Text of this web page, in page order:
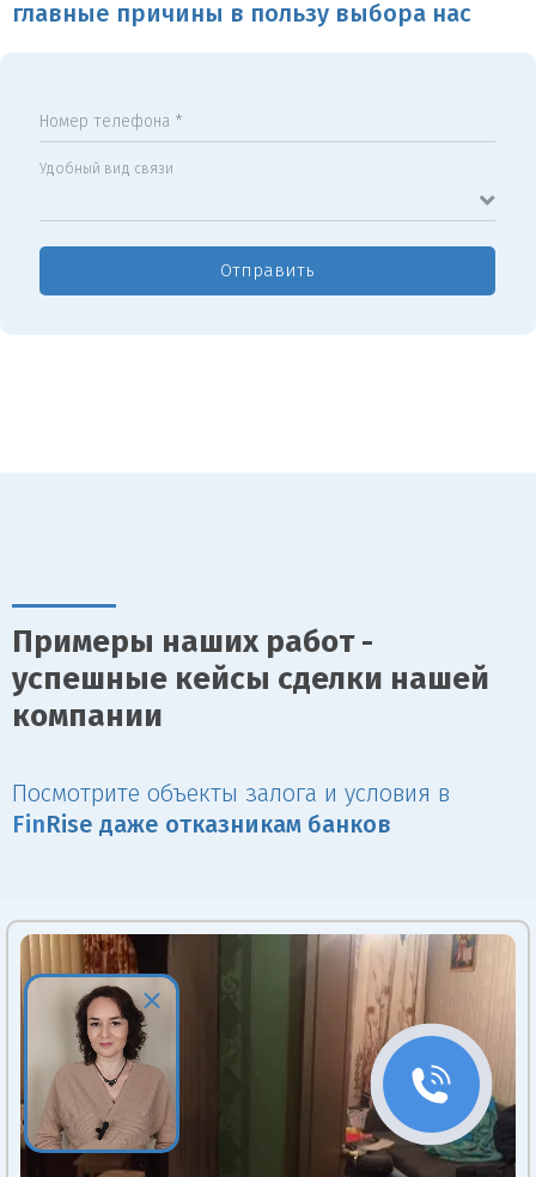
главные причины в пользу выбора нас
Номер телефона *
Удобный вид связи
Отправить
Примеры наших работ -
успешные кейсы сделки нашей
компании
Посмотрите объекты залога и условия в
Fin Rise даже отказникам банков